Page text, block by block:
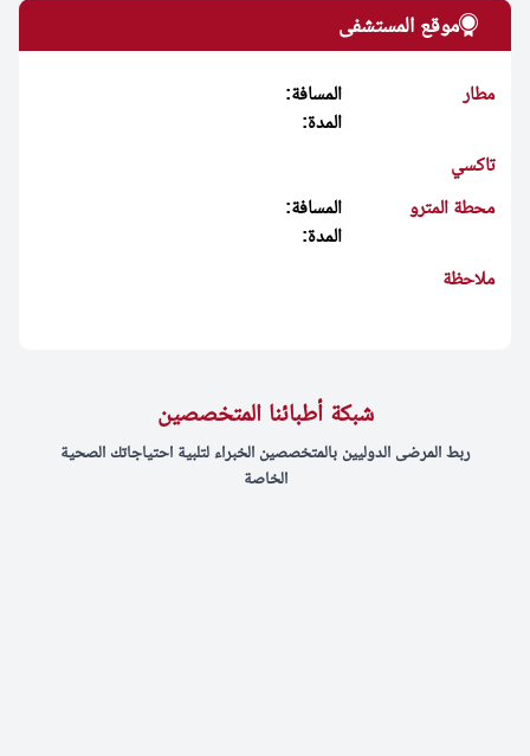
موقع المستشفى
مطار
المسافة:
المدة:
تاكسي
محطة المترو
المسافة:
المدة:
ملاحظة
شبكة أطبائنا المتخصصين
ربط المرضى الدوليين بالمتخصصين الخبراء لتلبية احتياجاتك الصحية
الخاصة